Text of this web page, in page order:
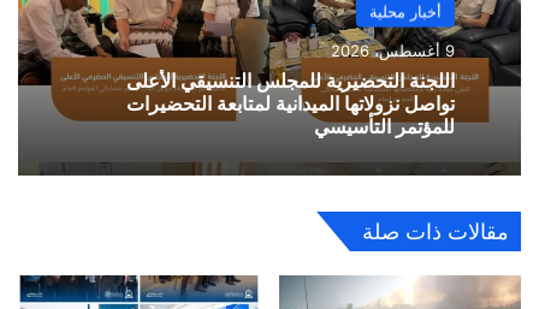
أخبار محلية
9 أغسطس، 2026
اللجنة التحضيرية للمجلس التنسيقي الأعلى
تواصل نزولاتها الميدانية لمتابعة التحضيرات
للمؤتمر التأسيسي
مقالات ذات صلة